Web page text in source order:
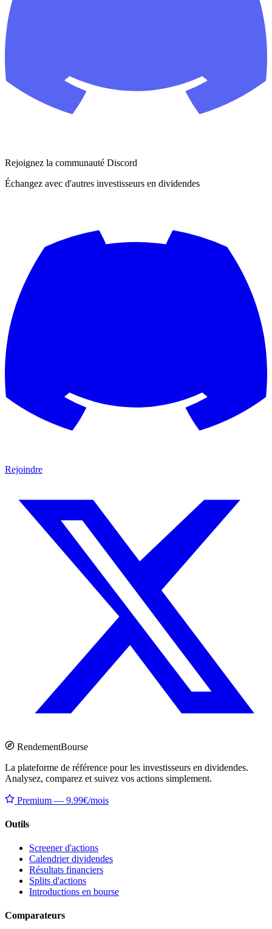
Rejoignez la communauté Discord
Échangez avec d'autres investisseurs en dividendes
Rejoindre
RendementBourse
La plateforme de référence pour les investisseurs en dividendes.
Analysez, comparez et suivez vos actions simplement.
Premium — 9.99€/mois
Outils
Screener d'actions
Calendrier dividendes
Résultats financiers
Splits d'actions
Introductions en bourse
Comparateurs